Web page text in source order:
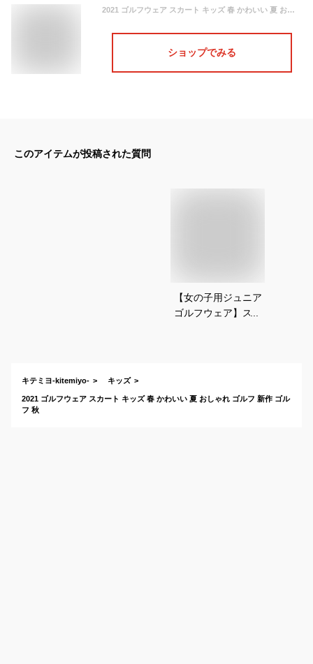
2021 ゴルフウェア スカート キッズ 春 かわいい 夏 おしゃれ ゴルフ 新作 ゴルフ 秋
ショップでみる
このアイテムが投稿された質問
【女の子用ジュニア
ゴルフウェア】スカ
キテミヨ-kitemiyo- キッズ
2021 ゴルフウェア スカート キッズ 春 かわいい 夏 おしゃれ ゴルフ 新作 ゴル
フ 秋